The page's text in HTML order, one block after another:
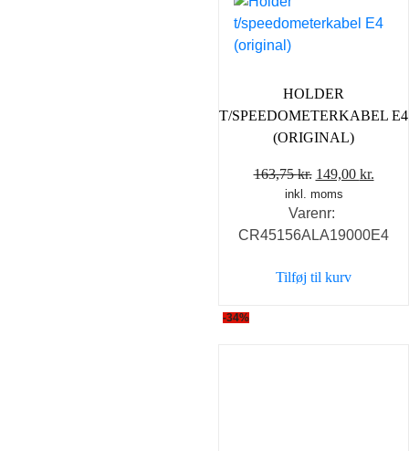
HOLDER
T/SPEEDOMETERKABEL E4
(ORIGINAL)
163,75kr. Den
oprindelige
pris
var:
149,00 kr.
er:
inkl. moms
Varenr:
CR45156ALA19000E4
Tilføj til kurv
-34%